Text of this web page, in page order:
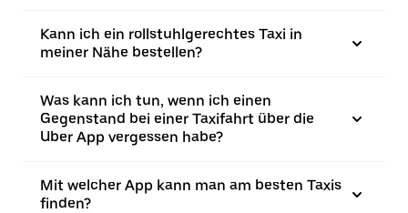
Kann ich ein rollstuhlgerechtes Taxi in
meiner Nähe bestellen?
Was kann ich tun, wenn ich einen
Gegenstand bei einer Taxifahrt über die
Uber App vergessen habe?
Mit welcher App kann man am besten Taxis
finden?